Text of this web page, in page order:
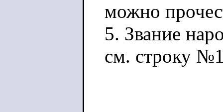
можно
5. Звание
см. строку